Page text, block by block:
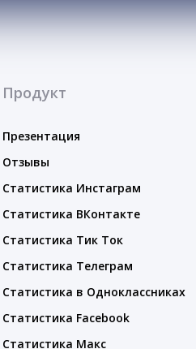
Продукт
Презентация
Отзывы
Статистика Инстаграм
Статистика ВКонтакте
Статистика Тик Ток
Статистика Телеграм
Статистика в Одноклассниках
Статистика Facebook
Статистика Макс